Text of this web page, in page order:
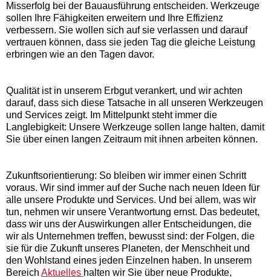
Misserfolg bei der Bauausführung entscheiden. Werkzeuge
sollen Ihre Fähigkeiten erweitern und Ihre Effizienz
verbessern. Sie wollen sich auf sie verlassen und darauf
vertrauen können, dass sie jeden Tag die gleiche Leistung
erbringen wie an den Tagen davor.
Qualität ist in unserem Erbgut verankert, und wir achten
darauf, dass sich diese Tatsache in all unseren Werkzeugen
und Services zeigt. Im Mittelpunkt steht immer die
Langlebigkeit: Unsere Werkzeuge sollen lange halten, damit
Sie über einen langen Zeitraum mit ihnen arbeiten können.
Zukunftsorientierung: So bleiben wir immer einen Schritt
voraus. Wir sind immer auf der Suche nach neuen Ideen für
alle unsere Produkte und Services. Und bei allem, was wir
tun, nehmen wir unsere Verantwortung ernst. Das bedeutet,
dass wir uns der Auswirkungen aller Entscheidungen, die
wir als Unternehmen treffen, bewusst sind: der Folgen, die
sie für die Zukunft unseres Planeten, der Menschheit und
den Wohlstand eines jeden Einzelnen haben. In unserem
Bereich Aktuelles halten wir Sie über neue Produkte,